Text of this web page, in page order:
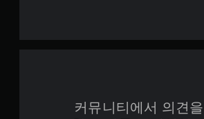
커뮤니티에서 의견